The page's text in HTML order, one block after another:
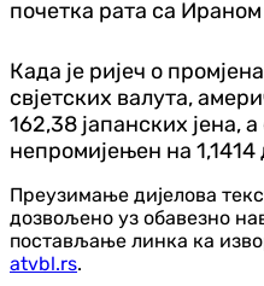
почетка рата са
Када је ријеч о
свјетских валута,
162,38 јапанских јена, а
непромијењен на 1,1414
Преузимање дијелова
дозвољено уз обавезно
постављање линка ка
atvbl.rs.